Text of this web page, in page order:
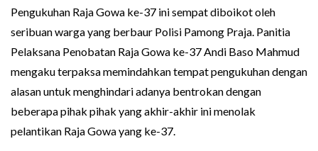
Pengukuhan Raja Gowa ke-37 ini sempat diboikot oleh
seribuan warga yang berbaur Polisi Pamong Praja. Panitia
Pelaksana Penobatan Raja Gowa ke-37 Andi Baso Mahmud
mengaku terpaksa memindahkan tempat pengukuhan dengan
alasan untuk menghindari adanya bentrokan dengan
beberapa pihak pihak yang akhir-akhir ini menolak
pelantikan Raja Gowa yang ke-37.